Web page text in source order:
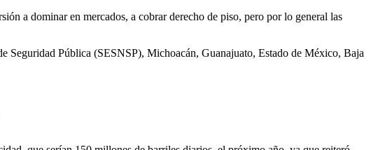
a dominar en mercados, a cobrar derecho de piso, pero por lo general las
Seguridad Pública (SESNSP), Michoacán, Guanajuato, Estado de México, Baja